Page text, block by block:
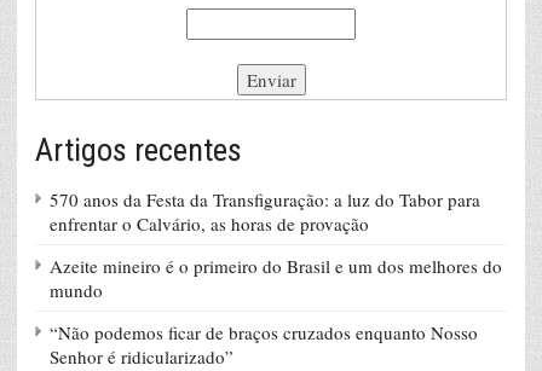
Artigos recentes
570 anos da Festa da Transfiguração: a luz do Tabor para
enfrentar o Calvário, as horas de provação
Azeite mineiro é o primeiro do Brasil e um dos melhores do
mundo
“Não podemos ficar de braços cruzados enquanto Nosso
Senhor é ridicularizado”